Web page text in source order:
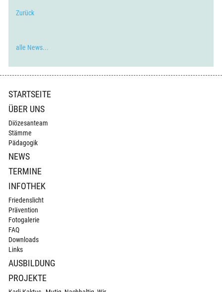
Zurück
alle News...
STARTSEITE
ÜBER UNS
Diözesanteam
Stämme
Pädagogik
NEWS
TERMINE
INFOTHEK
Friedenslicht
Prävention
Fotogalerie
FAQ
Downloads
Links
AUSBILDUNG
PROJEKTE